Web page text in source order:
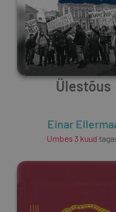
Ülestõus
Einar
Umbes 3 kuud